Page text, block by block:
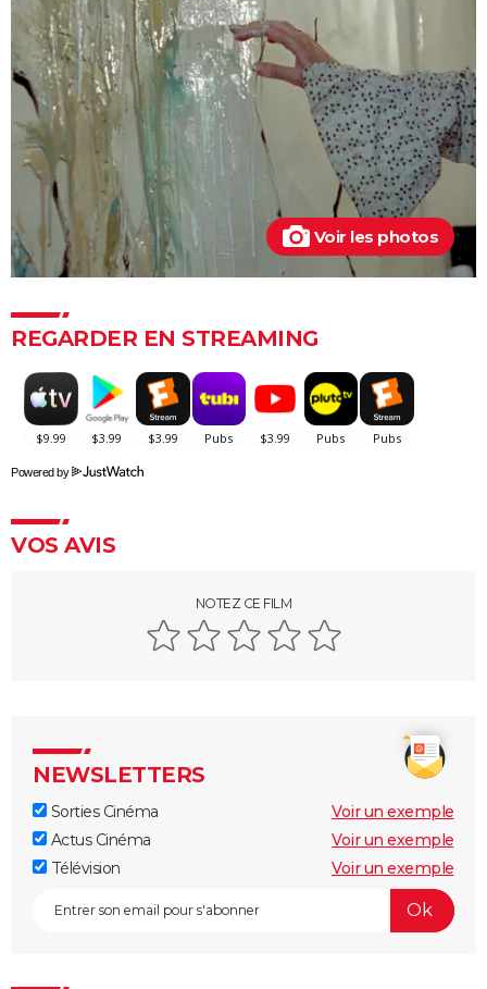
Bowling for Columbine
Citizenfour
Une Vérité qui dérange
Inside Job
Faites le mur !
Super Size Me
Le Chagrin et la Pitié
Salam
Microcosmos, le peuple de l'herbe
Voir les photos
REGARDER EN STREAMING
Powered by
VOS AVIS
NOTEZ CE FILM
NEWSLETTERS
Sorties Cinéma
Voir un exemple
Actus Cinéma
Voir un exemple
Télévision
Voir un exemple